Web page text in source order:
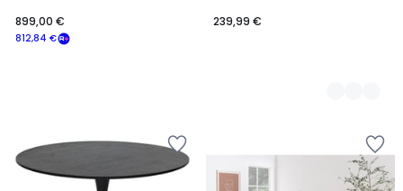
812,84 €
899,00 €
239,99 €